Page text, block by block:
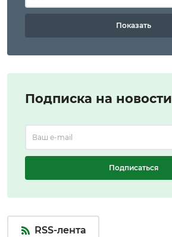
Показать
Подписка на новости
Подписаться
RSS-лента